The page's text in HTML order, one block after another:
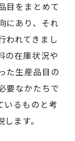
目をまとめて
にあり、それ
われてきまし
の在庫状況や
た生産品目の
要なかたちで
いるものと考
ます。